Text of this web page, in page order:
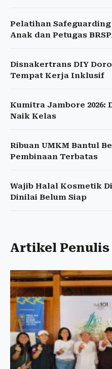
Pelatihan
Anak dan Petugas
Disnakertrans DIY
Tempat Kerja Inklusif
Kumitra Jambore 2026:
Naik Kelas
Ribuan UMKM Bantul
Pembinaan Terbatas
Wajib Halal Kosmetik
Dinilai Belum Siap
Artikel Penulis